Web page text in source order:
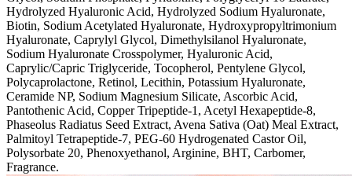
Hydrolyzed Hyaluronic Acid, Hydrolyzed Sodium Hyaluronate,
Biotin, Sodium Acetylated Hyaluronate, Hydroxypropyltrimonium
Hyaluronate, Caprylyl Glycol, Dimethylsilanol Hyaluronate,
Sodium Hyaluronate Crosspolymer, Hyaluronic Acid,
Caprylic/Capric Triglyceride, Tocopherol, Pentylene Glycol,
Polycaprolactone, Retinol, Lecithin, Potassium Hyaluronate,
Ceramide NP, Sodium Magnesium Silicate, Ascorbic Acid,
Pantothenic Acid, Copper Tripeptide-1, Acetyl Hexapeptide-8,
Phaseolus Radiatus Seed Extract, Avena Sativa (Oat) Meal Extract,
Palmitoyl Tetrapeptide-7, PEG-60 Hydrogenated Castor Oil,
Polysorbate 20, Phenoxyethanol, Arginine, BHT, Carbomer,
Fragrance.